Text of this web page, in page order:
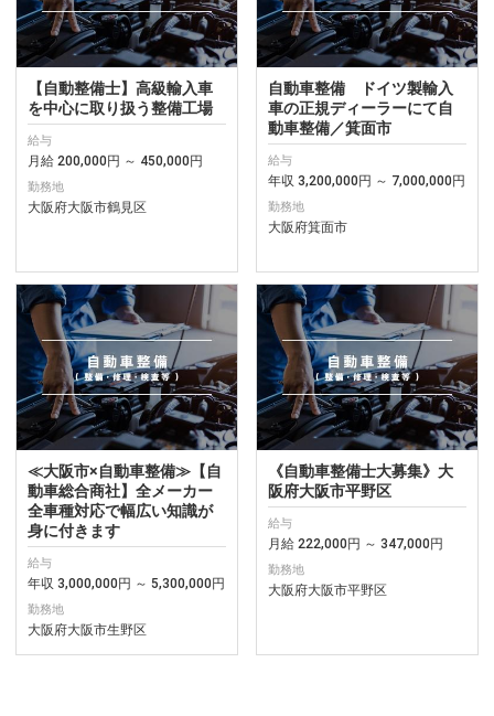
【自動整備士】高級輸入車
を中心に取り扱う整備工場
給与
月給 200,000円 ～ 450,000円
勤務地
大阪府大阪市鶴見区
自動車整備 ドイツ製輸入
車の正規ディーラーにて自
動車整備／箕面市
給与
年収 3,200,000円 ～ 7,000,000円
勤務地
大阪府箕面市
≪大阪市×自動車整備≫【自
動車総合商社】全メーカー
全車種対応で幅広い知識が
身に付きます
給与
年収 3,000,000円 ～ 5,300,000円
勤務地
大阪府大阪市生野区
《自動車整備士大募集》大
阪府大阪市平野区
給与
月給 222,000円 ～ 347,000円
勤務地
大阪府大阪市平野区